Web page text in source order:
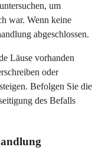
um
war. Wenn keine
abgeschlossen.
Läuse vorhanden
oder
Befolgen Sie die
des Befalls